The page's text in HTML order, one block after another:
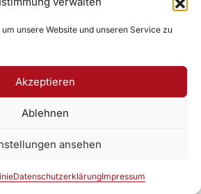
unsere Website und unseren Service zu
Akzeptieren
Ablehnen
ansehen
DatenschutzerklärungImpressum
Zur DAV Webseite